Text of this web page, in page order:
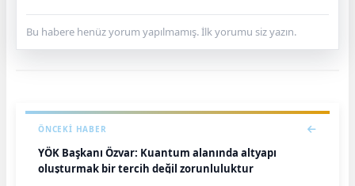
Bu habere henüz yorum yapılmamış. İlk yorumu siz yazın.
ÖNCEKI HABER
YÖK Başkanı Özvar: Kuantum alanında altyapı
oluşturmak bir tercih değil zorunluluktur